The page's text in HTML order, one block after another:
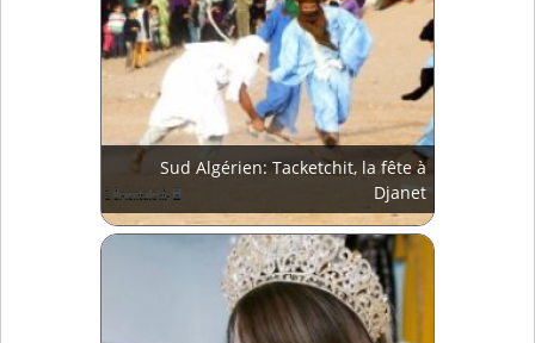
Sud Algérien: Tacketchit, la fête à
Djanet